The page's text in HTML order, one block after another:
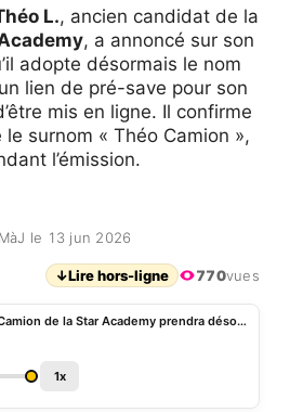
L., ancien candidat de la
, a annoncé sur son
adopte désormais le nom
lien de pré-save pour son
mis en ligne. Il confirme
le surnom « Théo Camion »,
l’émission.
MàJ le 13 jun 2026
↓Lire hors-ligne 770vues
Théo Camion de la Star Academy prendra désormais le nom de scène aZur
1x